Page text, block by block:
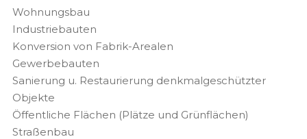
Wohnungsbau
Industriebauten
Konversion von Fabrik-Arealen
Gewerbebauten
Sanierung u. Restaurierung denkmalgeschützter
Objekte
Öffentliche Flächen (Plätze und Grünflächen)
Straßenbau